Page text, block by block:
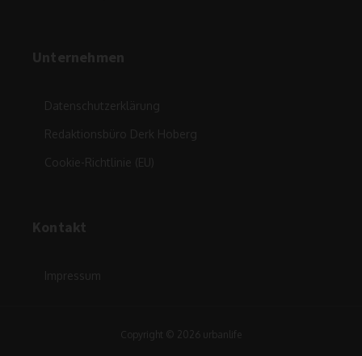
Unternehmen
Datenschutzerklärung
Redaktionsbüro Derk Hoberg
Cookie-Richtlinie (EU)
Kontakt
Impressum
Copyright © 2026 urbanlife